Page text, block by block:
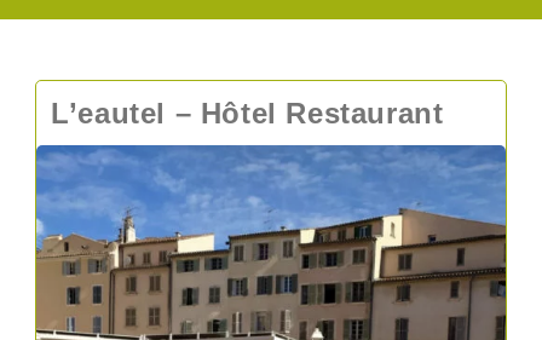
L’eautel – Hôtel Restaurant